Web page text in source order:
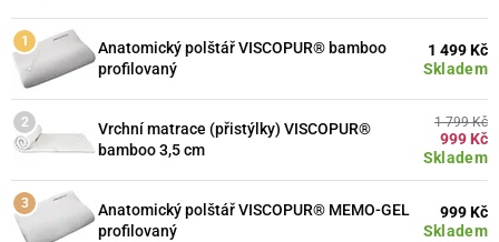
Anatomický polštář VISCOPUR® bamboo
profilovaný
Skladem
1 499 Kč
Vrchní matrace (přistýlky) VISCOPUR®
bamboo 3,5 cm
Skladem
1 799 Kč
999 Kč
Anatomický polštář VISCOPUR® MEMO-GEL
profilovaný
Skladem
999 Kč